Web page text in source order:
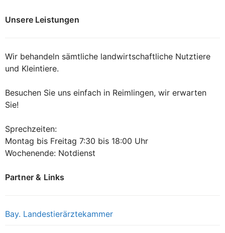
Unsere Leistungen
Wir behandeln sämtliche landwirtschaftliche Nutztiere
und Kleintiere.
Besuchen Sie uns einfach in Reimlingen, wir erwarten
Sie!
Sprechzeiten:
Montag bis Freitag 7:30 bis 18:00 Uhr
Wochenende: Notdienst
Partner & Links
Bay. Landestierärztekammer